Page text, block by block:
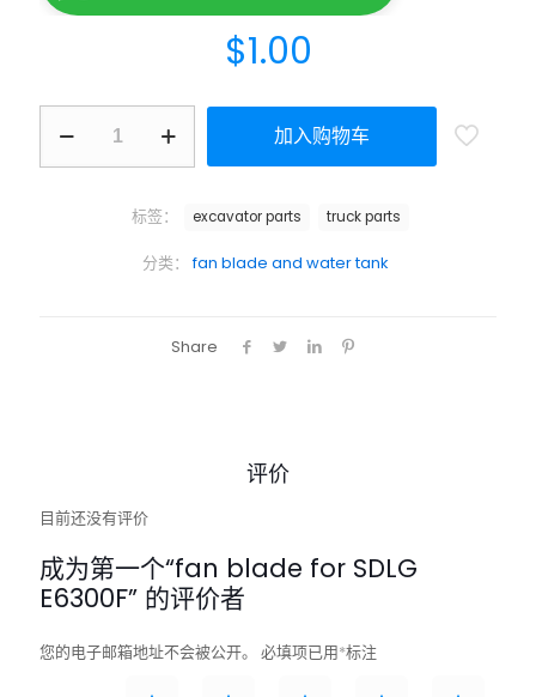
$1.00
加入购物车
分类：fan blade and water tank
标签： excavator parts truck parts
Share
评价
目前还没有评价
成为第一个“fan blade for SDLG
E6300F” 的评价者
您的电子邮箱地址不会被公开。 必填项已用*标注